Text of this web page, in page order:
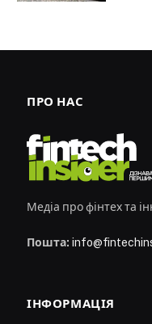
ПРО НАС
Медіа про фінтех та
Пошта:
ІНФОРМАЦІЯ